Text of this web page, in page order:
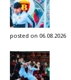
posted on 06.08.2026